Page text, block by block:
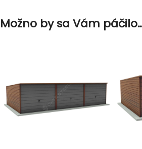
Možno by sa Vám